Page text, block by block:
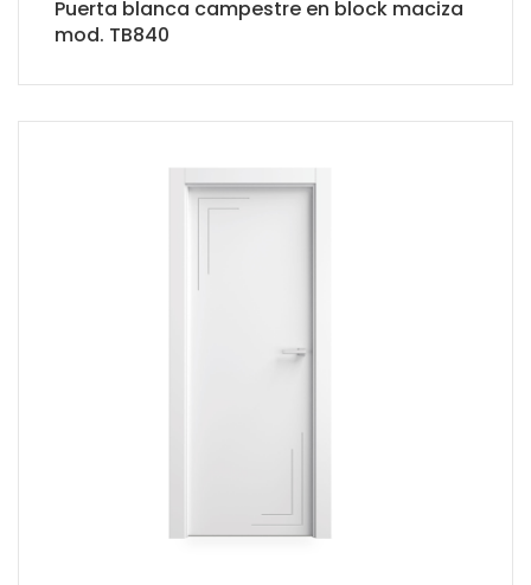
Puerta blanca campestre en block maciza
mod. TB840